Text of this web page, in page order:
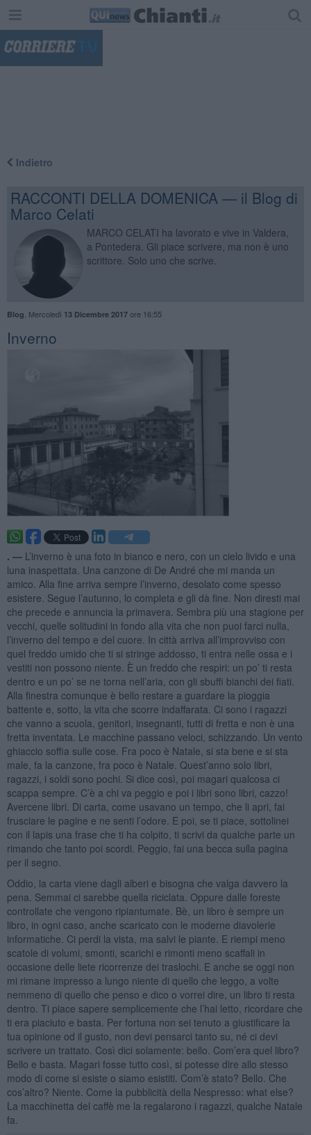
Indietro
RACCONTI DELLA DOMENICA — il Blog di
Marco Celati
MARCO CELATI ha lavorato e vive in Valdera,
a Pontedera. Gli piace scrivere, ma non è uno
scrittore. Solo uno che scrive.
Blog Mercoledì 13 Dicembre 2017ore 16:55
Inverno
. — L’inverno è una foto in bianco e nero, con un cielo livido e una
luna inaspettata. Una canzone di De André che mi manda un
amico. Alla fine arriva sempre l’inverno, desolato come spesso
esistere. Segue l’autunno, lo completa e gli dà fine. Non diresti mai
che precede e annuncia la primavera. Sembra più una stagione per
vecchi, quelle solitudini in fondo alla vita che non puoi farci nulla,
l’inverno del tempo e del cuore. In città arriva all’improvviso con
quel freddo umido che ti si stringe addosso, ti entra nelle ossa e i
vestiti non possono niente. È un freddo che respiri: un po’ ti resta
dentro e un po’ se ne torna nell’aria, con gli sbuffi bianchi dei fiati.
Alla finestra comunque è bello restare a guardare la pioggia
battente e, sotto, la vita che scorre indaffarata. Ci sono i ragazzi
che vanno a scuola, genitori, insegnanti, tutti di fretta e non è una
fretta inventata. Le macchine passano veloci, schizzando. Un vento
ghiaccio soffia sulle cose. Fra poco è Natale, si sta bene e si sta
male, fa la canzone, fra poco è Natale. Quest’anno solo libri,
ragazzi, i soldi sono pochi. Si dice così, poi magari qualcosa ci
scappa sempre. C’è a chi va peggio e poi i libri sono libri, cazzo!
Avercene libri. Di carta, come usavano un tempo, che li apri, fai
frusciare le pagine e ne senti l’odore. E poi, se ti piace, sottolinei
con il lapis una frase che ti ha colpito, ti scrivi da qualche parte un
rimando che tanto poi scordi. Peggio, fai una becca sulla pagina
per il segno.
Oddio, la carta viene dagli alberi e bisogna che valga davvero la
pena. Semmai ci sarebbe quella riciclata. Oppure dalle foreste
controllate che vengono ripiantumate. Bè, un libro è sempre un
libro, in ogni caso, anche scaricato con le moderne diavolerie
informatiche. Ci perdi la vista, ma salvi le piante. E riempi meno
scatole di volumi, smonti, scarichi e rimonti meno scaffali in
occasione delle liete ricorrenze dei traslochi. E anche se oggi non
mi rimane impresso a lungo niente di quello che leggo, a volte
nemmeno di quello che penso e dico o vorrei dire, un libro ti resta
dentro. Ti piace sapere semplicemente che l’hai letto, ricordare che
ti era piaciuto e basta. Per fortuna non sei tenuto a giustificare la
tua opinione od il gusto, non devi pensarci tanto su, né ci devi
scrivere un trattato. Così dici solamente: bello. Com’era quel libro?
Bello e basta. Magari fosse tutto così, si potesse dire allo stesso
modo di come si esiste o siamo esistiti. Com’è stato? Bello. Che
cos’altro? Niente. Come la pubblicità della Nespresso: what else?
La macchinetta del caffè me la regalarono i ragazzi, qualche Natale
fa.